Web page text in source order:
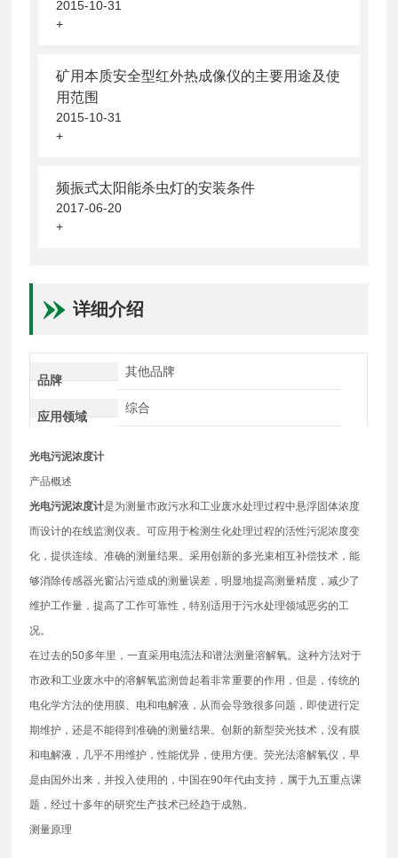
2015-10-31
+
矿用本质安全型红外热成像仪的主要用途及使
用范围
2015-10-31
+
频振式太阳能杀虫灯的安装条件
2017-06-20
+
详细介绍
品牌
其他品牌
应用领域
综合
光电污泥浓度计
产品概述
光电污泥浓度计是为测量市政污水和工业废水处理过程中悬浮固体浓度
而设计的在线监测仪表。可应用于检测生化处理过程的活性污泥浓度变
化，提供连续、准确的测量结果。采用创新的多光束相互补偿技术，能
够消除传感器光窗沾污造成的测量误差，明显地提高测量精度，减少了
维护工作量，提高了工作可靠性，特别适用于污水处理领域恶劣的工
况。
在过去的50多年里，一直采用电流法和谱法测量溶解氧。这种方法对于
市政和工业废水中的溶解氧监测曾起着非常重要的作用，但是，传统的
电化学方法的使用膜、电和电解液，从而会导致很多问题，即使进行定
期维护，还是不能得到准确的测量结果。创新的新型荧光技术，没有膜
和电解液，几乎不用维护，性能优异，使用方便。荧光法溶解氧仪，早
是由国外出来，并投入使用的，中国在90年代由支持，属于九五重点课
题，经过十多年的研究生产技术已经趋于成熟。
测量原理